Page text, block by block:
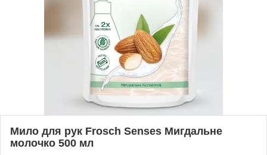
Мило для рук Frosch Senses Мигдальне
молочко 500 мл